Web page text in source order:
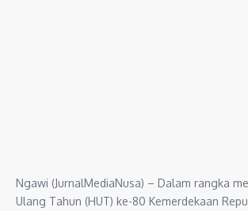
Ngawi (JurnalMediaNusa) – Dalam rangka
Ulang Tahun (HUT) ke-80 Kemerdekaan